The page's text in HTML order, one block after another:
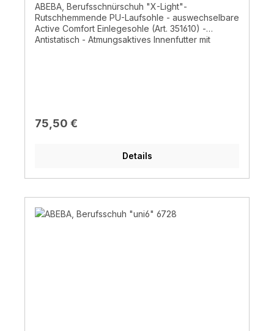
ABEBA, Berufsschnürschuh "X-Light"-
Rutschhemmende PU-Laufsohle - auswechselbare
Active Comfort Einlegesohle (Art. 351610) -
Antistatisch - Atmungsaktives Innenfutter mit
Regulärer Preis:
75,50 €
Details